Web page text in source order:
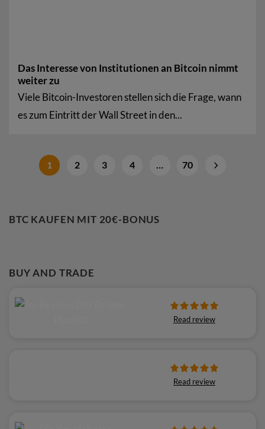
Das Interesse von Institutionen an Bitcoin nimmt
weiter zu
Viele Bitcoin-Investoren stellen sich die Frage, wann
es zum Eintritt der Wall Street in den...
1 2 3 4 … 70
BTC KAUFEN MIT 20€-BONUS
BUY AND TRADE
Read review
Read review